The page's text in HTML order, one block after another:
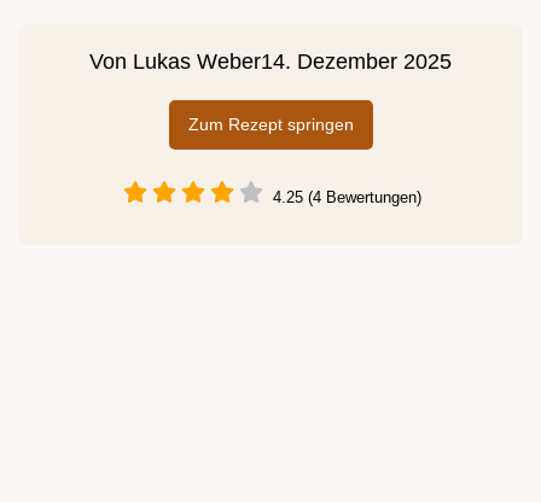
Von Lukas Weber14. Dezember 2025
Zum Rezept springen
4.25 (4 Bewertungen)